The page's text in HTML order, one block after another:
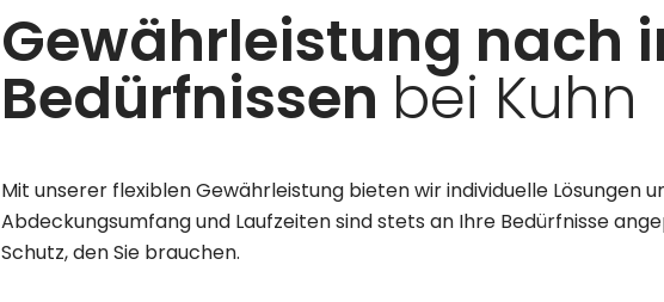
Gewährleistung nach
Bedürfnissen bei Kuhn
Mit unserer flexiblen Gewährleistung bieten wir individuelle Lösungen
Abdeckungsumfang und Laufzeiten sind stets an Ihre Bedürfnisse
Schutz, den Sie brauchen.